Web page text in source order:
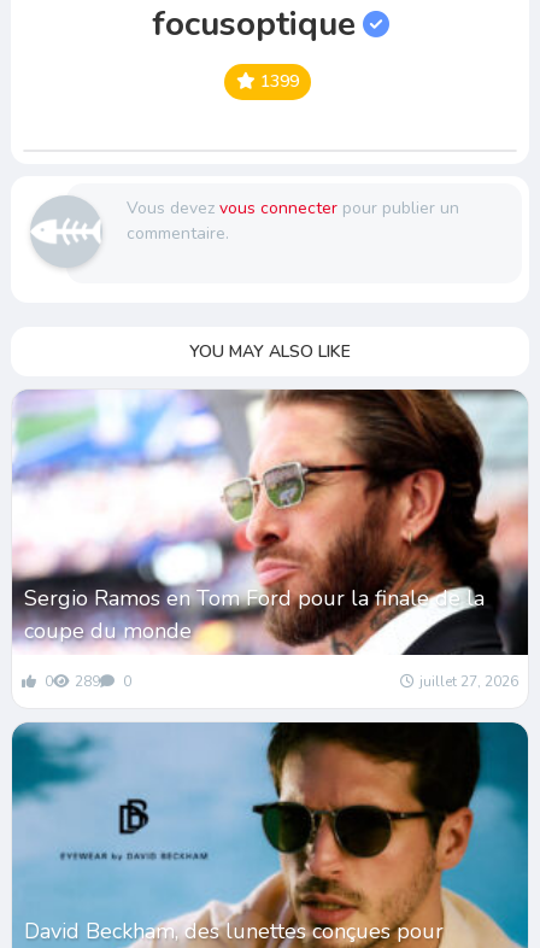
focusoptique
1399
Vous devez vous connecterpour publier un
commentaire.
YOU MAY ALSO LIKE
Sergio Ramos en Tom Ford pour la finale de la
coupe du monde
0 289 0 juillet 27, 2026
David Beckham, des lunettes conçues pour